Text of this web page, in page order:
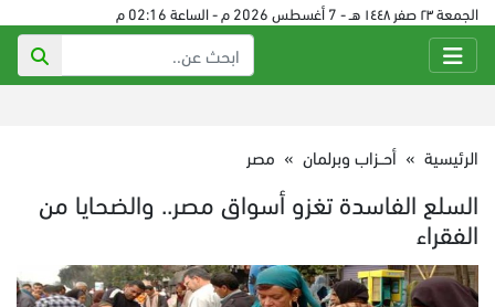
الجمعة ٢٣ صفر ١٤٤٨ هـ - 7 أغسطس 2026 م - الساعة 02:16 م
الرئيسية » أحــزاب وبرلمان » مصر
السلع الفاسدة تغزو أسواق مصر.. والضحايا من
الفقراء